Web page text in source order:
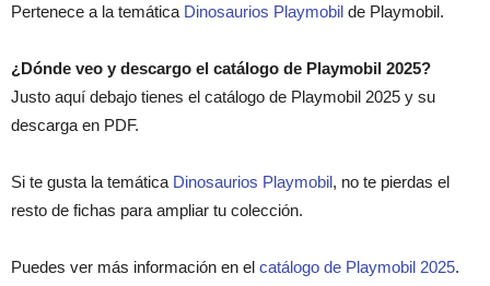
Pertenece a la temática Dinosaurios Playmobil de Playmobil.
¿Dónde veo y descargo el catálogo de Playmobil 2025?
Justo aquí debajo tienes el catálogo de Playmobil 2025 y su
descarga en PDF.
Si te gusta la temática Dinosaurios Playmobil, no te pierdas el
resto de fichas para ampliar tu colección.
Puedes ver más información en el catálogo de Playmobil 2025.